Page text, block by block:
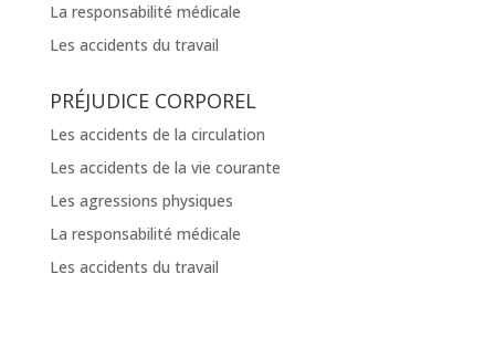
La responsabilité médicale
Les accidents du travail
PRÉJUDICE CORPOREL
Les accidents de la circulation
Les accidents de la vie courante
Les agressions physiques
La responsabilité médicale
Les accidents du travail